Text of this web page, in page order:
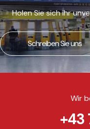
Holen Sie sich ihr
Schreiben Sie uns
Wir
+43